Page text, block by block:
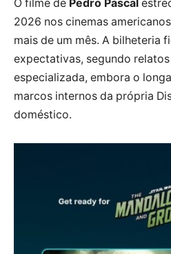
O filme de Pedro Pascal
2026 nos cinemas
mais de um mês. A bilheteria
expectativas, segundo
especializada, embora o
marcos internos da própria
doméstico.